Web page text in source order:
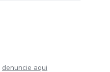
denuncie aqui